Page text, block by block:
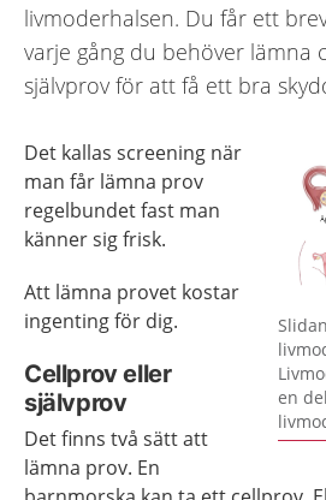
livmoderhalsen. Du får ett
varje gång du behöver lämna
självprov för att få ett bra
en
Det kallas screening när
man får lämna prov
regelbundet fast man
känner sig frisk.
Att lämna provet kostar
ingenting för dig.
Cellprov eller
självprov
Det finns två sätt att
lämna prov. En